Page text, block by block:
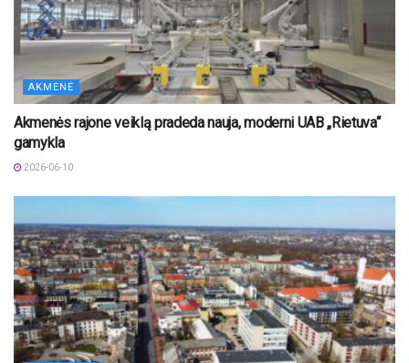
AKMENĖ
Akmenės rajone veiklą pradeda nauja, moderni UAB „Rietuva“
gamykla
2026-06-10